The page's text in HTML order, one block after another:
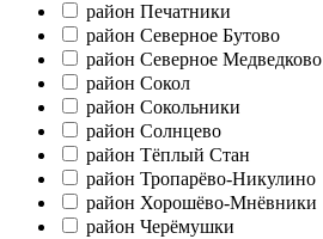
район Печатники
район Северное Бутово
район Северное Медведково
район Сокол
район Сокольники
район Солнцево
район Тёплый Стан
район Тропарёво-Никулино
район Хорошёво-Мнёвники
район Черёмушки